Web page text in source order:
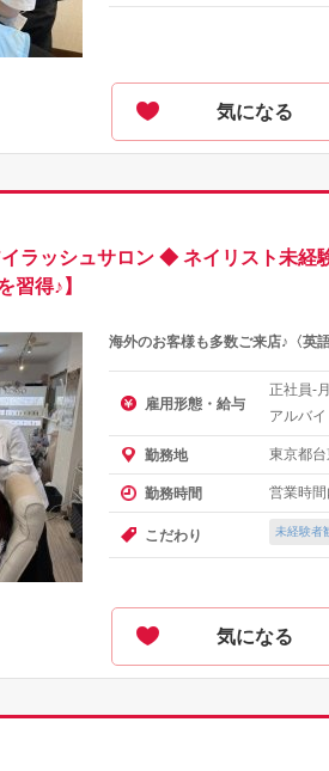
気になる
ラッシュサロン ◆ ネイリスト未経
習得♪】
海外のお客様も多数ご来店♪〈英
雇用形態・給与
正社員-
アルバ
勤務地 東京都
勤務時間 営業時
こだわり 未経験者
気になる